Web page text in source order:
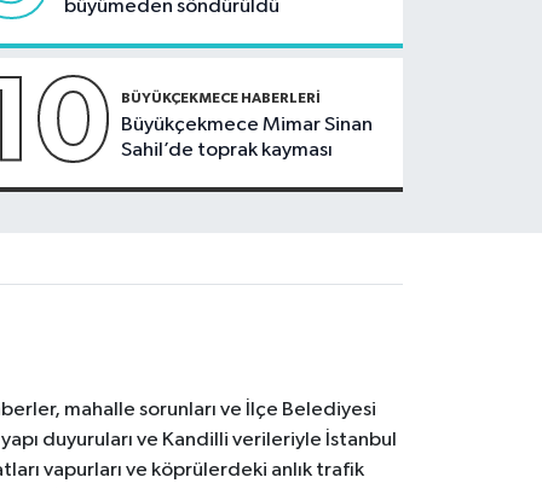
büyümeden söndürüldü
BÜYÜKÇEKMECE HABERLERI
Büyükçekmece Mimar Sinan
Sahil’de toprak kayması
mahalle sorunları ve İlçe Belediyesi
duyuruları ve Kandilli verileriyle İstanbul
vapurları ve köprülerdeki anlık trafik